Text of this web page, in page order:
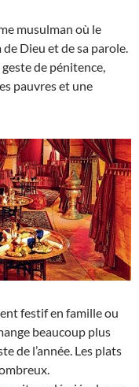
musulman où le
Dieu et de sa parole.
de pénitence,
pauvres et une
festif en famille ou
beaucoup plus
de l’année. Les plats